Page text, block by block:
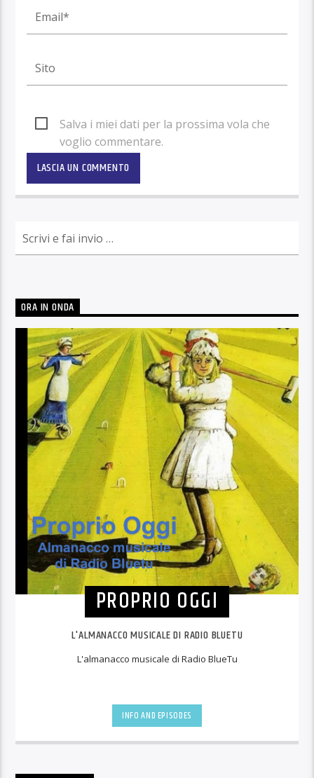
Salva i miei dati per la prossima vola che
voglio commentare.
ORA IN ONDA
PROPRIO OGGI
L'ALMANACCO MUSICALE DI RADIO BLUETU
L'almanacco musicale di Radio BlueTu
INFO AND EPISODES